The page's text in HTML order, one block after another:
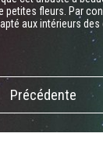
fleurs. Par
aux intérieurs
Précédente